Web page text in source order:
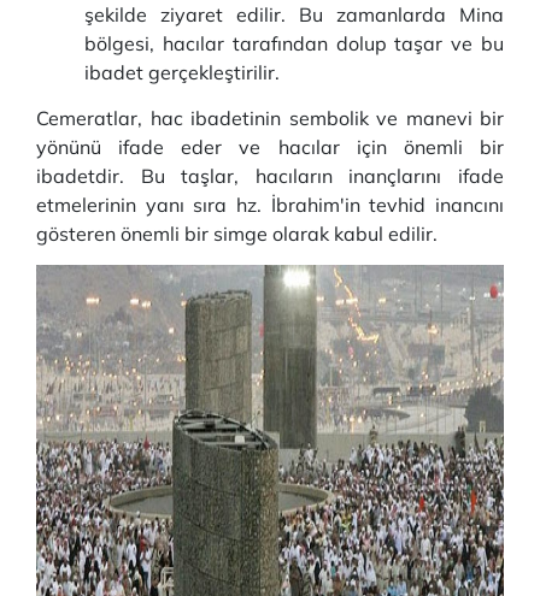
şekilde ziyaret edilir. Bu zamanlarda Mina
bölgesi, hacılar tarafından dolup taşar ve bu
ibadet gerçekleştirilir.
Cemeratlar, hac ibadetinin sembolik ve manevi bir
yönünü ifade eder ve hacılar için önemli bir
ibadetdir. Bu taşlar, hacıların inançlarını ifade
etmelerinin yanı sıra hz. İbrahim'in tevhid inancını
gösteren önemli bir simge olarak kabul edilir.